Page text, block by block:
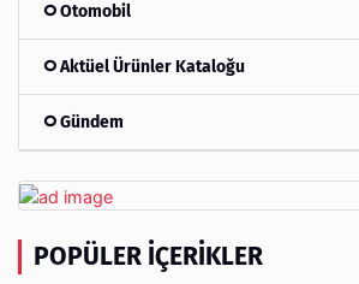
Otomobil
Aktüel Ürünler Kataloğu
Gündem
POPÜLER İÇERIKLER